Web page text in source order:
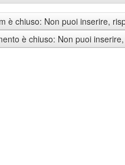
è chiuso: Non puoi inserire,
è chiuso: Non puoi